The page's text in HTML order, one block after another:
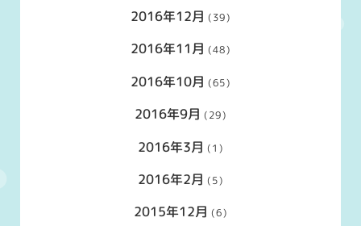
2016年12月 (39)
2016年11月 (48)
2016年10月 (65)
2016年9月 (29)
2016年3月 (1)
2016年2月 (5)
2015年12月 (6)